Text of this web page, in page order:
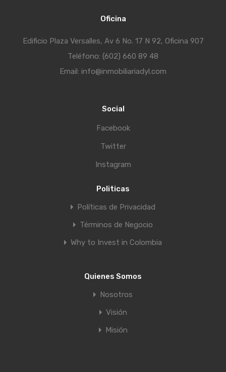
Oficina
Edificio Plaza Versalles, Av 6 No. 17 N 92, Oficina 907
Teléfono: (602) 660 89 48
Email: info@inmobiliariadyl.com
Social
Facebook
Twitter
Instagram
Politicas
Políticas de Privacidad
Términos de Negocio
Why to Invest in Colombia
Quienes Somos
Nosotros
Visión
Misión